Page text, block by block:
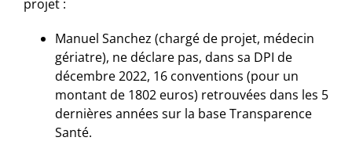
projet :
Manuel Sanchez (chargé de projet, médecin
gériatre), ne déclare pas, dans sa DPI de
décembre 2022, 16 conventions (pour un
montant de 1802 euros) retrouvées dans les 5
dernières années sur la base Transparence
Santé.